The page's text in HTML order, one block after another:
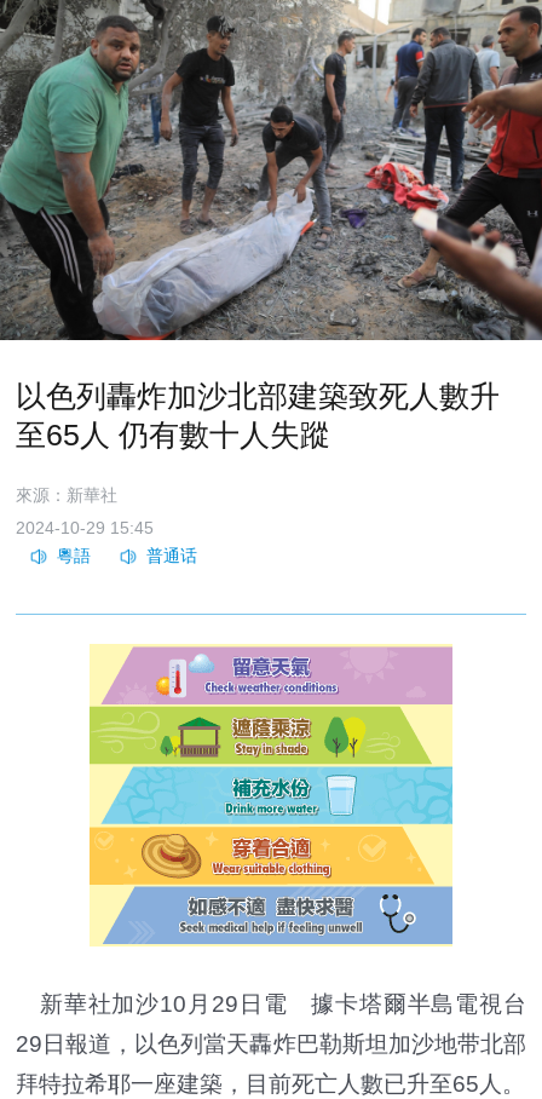
以色列轟炸加沙北部建築致死人數升
至65人 仍有數十人失蹤
來源：新華社
2024-10-29 15:45
新華社加沙10月29日電 據卡塔爾半島電視台
29日報道，以色列當天轟炸巴勒斯坦加沙地带北部
拜特拉希耶一座建築，目前死亡人數已升至65人。